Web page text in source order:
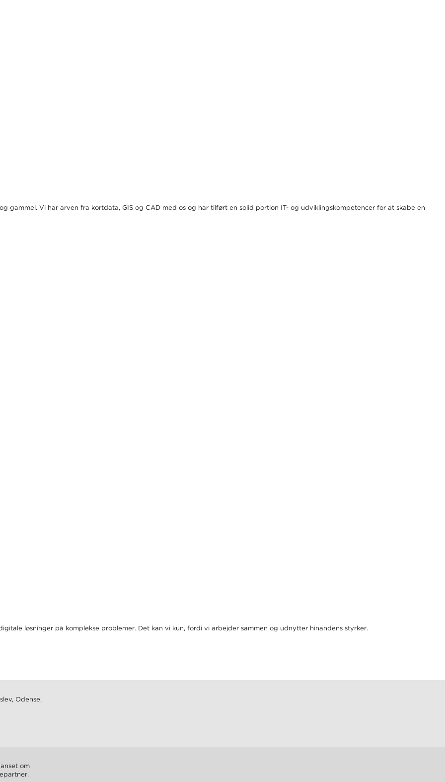
gammel. Vi har arven fra kortdata, GIS og CAD med os og har tilført en solid portion IT- og udviklingskompetencer for at skabe en
løsninger på komplekse problemer. Det kan vi kun, fordi vi arbejder sammen og udnytter hinandens styrker.
Odense,
om